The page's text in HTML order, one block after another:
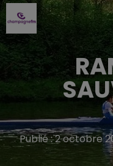
Publié : 2 octobre